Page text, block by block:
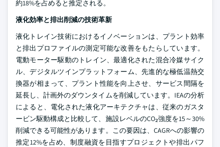
約18%を占めると推定される。
液化効率と排出削減の技術革新
液化トレイン技術におけるイノベーションは、プラント効率
と排出プロファイルの測定可能な改善をもたらしています。
電動モーター駆動のトレイン、最適化された混合冷媒サイク
ル、デジタルツインプラットフォーム、先進的な極低温熱交
換器が相まって、プラント性能を向上させ、サービス間隔を
延長し、計画外のダウンタイムを削減しています。IEAの分析
によると、電化された液化アーキテクチャは、従来のガスタ
ービン駆動構成と比較して、施設レベルのCO₂強度を15～30%
削減できる可能性があります。この要因は、CAGRへの影響の
推定12%を占め、制度融資を目指すプロジェクトや排出パフ